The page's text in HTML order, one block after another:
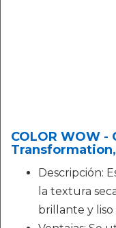
COLOR WOW
Transformation,
Descripción:
la textura
brillante y liso